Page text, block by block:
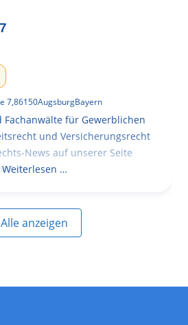
7,86150AugsburgBayern
Fachanwälte für Gewerblichen
und Versicherungsrecht
News auf unserer Seite
Weiterlesen …
Alle anzeigen